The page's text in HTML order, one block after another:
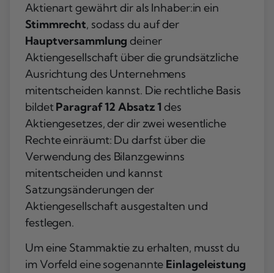
Aktienart gewährt dir als Inhaber:in ein
Stimmrecht, sodass du auf der
Hauptversammlung deiner
Aktiengesellschaft über die grundsätzliche
Ausrichtung des Unternehmens
mitentscheiden kannst. Die rechtliche Basis
bildetParagraf 12 Absatz 1 des
Aktiengesetzes, der dir zwei wesentliche
Rechte einräumt: Du darfst über die
Verwendung des Bilanzgewinns
mitentscheiden und kannst
Satzungsänderungen der
Aktiengesellschaft ausgestalten und
festlegen.
Um eine Stammaktie zu erhalten, musst du
im Vorfeld eine sogenannte Einlageleistung